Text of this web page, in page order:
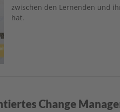
zwischen den Lernenden und
hat.
Change